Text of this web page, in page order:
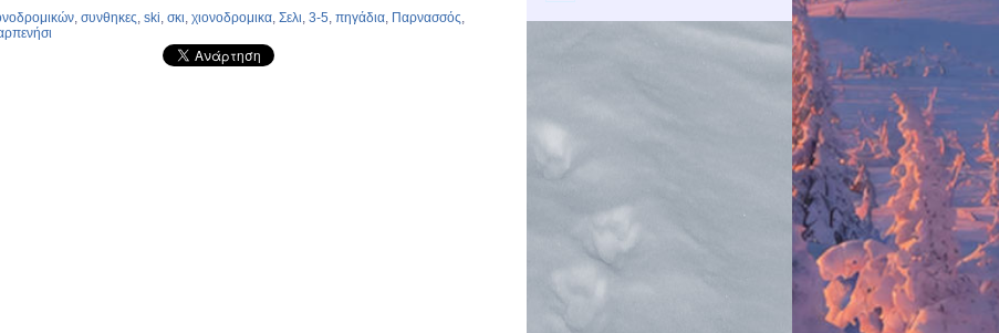
, συνθηκες, ski, σκι, χιονοδρομικα, Σελι, 3-5, πηγάδια, Παρνασσός,